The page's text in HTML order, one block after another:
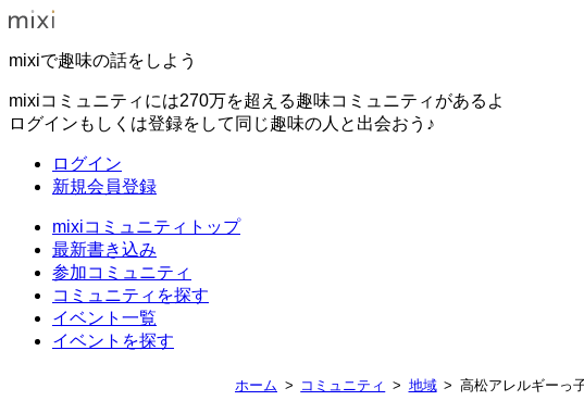
mixiで趣味の話をしよう
mixiコミュニティには270万を超える趣味コミュニティがあるよ
ログインもしくは登録をして同じ趣味の人と出会おう♪
ログイン
新規会員登録
mixiコミュニティトップ
最新書き込み
参加コミュニティ
コミュニティを探す
イベント一覧
イベントを探す
ホーム コミュニティ 地域 高松アレルギーっ